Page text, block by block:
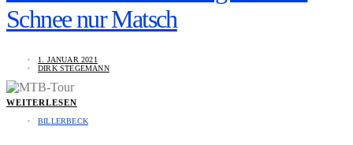
Schnee nur Matsch
1. JANUAR 2021
DIRK STEGEMANN
WEITERLESEN
BILLERBECK